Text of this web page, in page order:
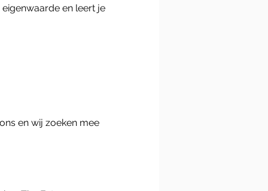
en leert je
en wij zoeken mee